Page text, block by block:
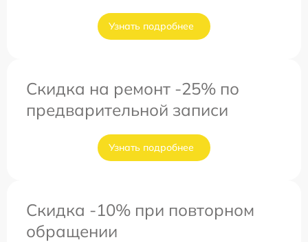
Узнать подробнее
Скидка на ремонт -25% по
предварительной записи
Узнать подробнее
Скидка -10% при повторном
обращении